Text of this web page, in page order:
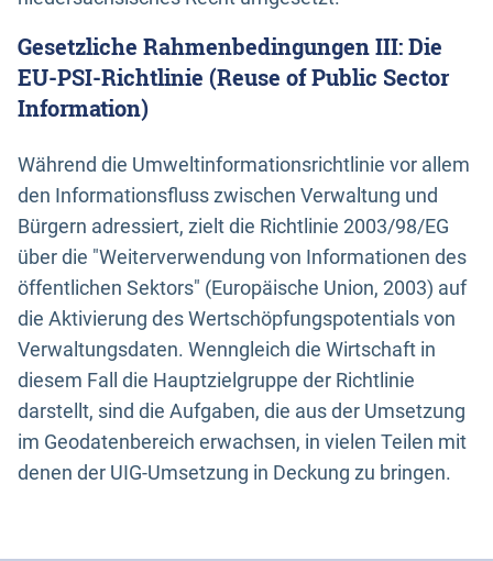
Gesetzliche Rahmenbedingungen III: Die
EU-PSI-Richtlinie (Reuse of Public Sector
Information)
Während die Umweltinformationsrichtlinie vor allem
den Informationsfluss zwischen Verwaltung und
Bürgern adressiert, zielt die Richtlinie 2003/98/EG
über die "Weiterverwendung von Informationen des
öffentlichen Sektors" (Europäische Union, 2003) auf
die Aktivierung des Wertschöpfungspotentials von
Verwaltungsdaten. Wenngleich die Wirtschaft in
diesem Fall die Hauptzielgruppe der Richtlinie
darstellt, sind die Aufgaben, die aus der Umsetzung
im Geodatenbereich erwachsen, in vielen Teilen mit
denen der UIG-Umsetzung in Deckung zu bringen.